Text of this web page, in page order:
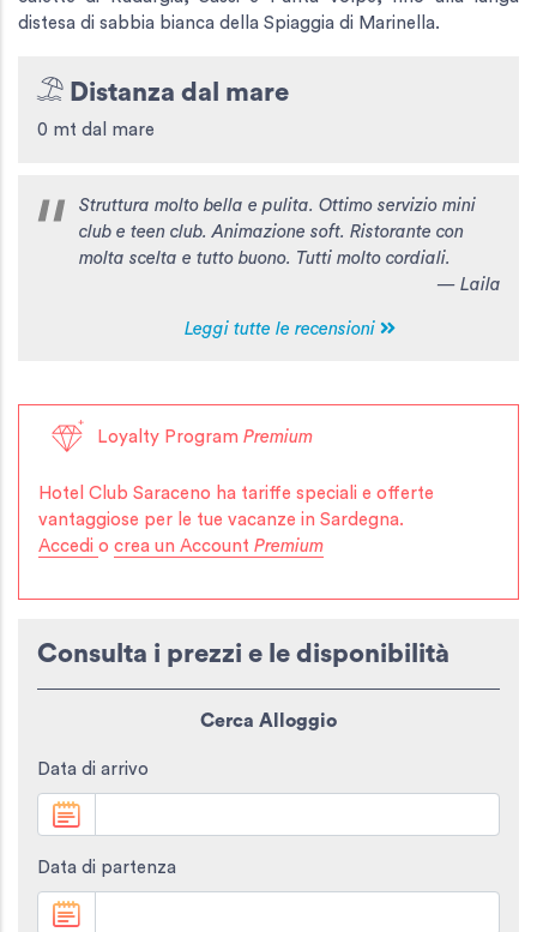
distesa di sabbia bianca della Spiaggia di Marinella.
Distanza dal mare
0 mt dal mare
Struttura molto bella e pulita. Ottimo servizio mini
club e teen club. Animazione soft. Ristorante con
molta scelta e tutto buono. Tutti molto cordiali.
— Laila
Leggi tutte le recensioni
Loyalty ProgramPremium
Hotel Club Saraceno ha tariffe speciali e offerte
vantaggiose per le tue vacanze in Sardegna.
Accedi o crea un Account Premium
Consulta i prezzi e le disponibilità
Cerca Alloggio
Data di arrivo
Data di partenza